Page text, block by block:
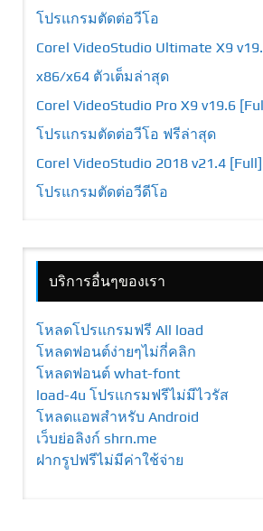
โปรแกรมตัดต่อวีโอ
Corel VideoStudio Ultimate X9
x86/x64 ตัวเต็มล่าสุด
Corel VideoStudio Pro X9 v19.6
โปรแกรมตัดต่อวีโอ ฟรีล่าสุด
Corel VideoStudio 2018 v21.4
โปรแกรมตัดต่อวีดีโอ
บริการอื่นๆของเรา
โหลดโปรแกรมฟรี All load
โหลดฟอนต์ง่ายๆไม่กี่คลิก
โหลดฟอนต์ what-font
load-4u โปรแกรมฟรีไม่มีไวรัส
โหลดแอพสำหรับ Android
เว็บย่อลิงก์ shrn.me
ฝากรูปฟรีไม่มีค่าใช้จ่าย